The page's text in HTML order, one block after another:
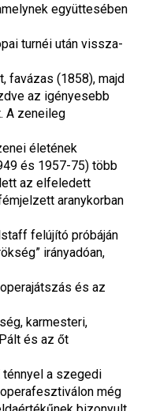
együttesében
turnéi után vissza-
favázas (1858), majd
az igényesebb
A zeneileg
életének
és 1957-75) több
az elfeledett
aranykorban
felújító próbáján
irányadóan,
és az
karmesteri,
és az őt
a szegedi
még